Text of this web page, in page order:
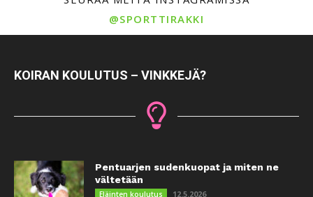
@SPORTTIRAKKI
KOIRAN KOULUTUS – VINKKEJÄ?
Pentuarjen sudenkuopat ja miten ne
vältetään
Eläinten koulutus 12.5.2026